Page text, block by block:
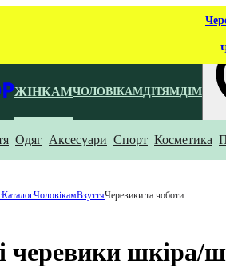
ЖІНКАМЧОЛОВІКАМДІТЯМДІМ
Одяг Аксесуари Спорт Косметика
КаталогЧоловікамВзуттяЧеревики та чоботи
черевики шкіра/